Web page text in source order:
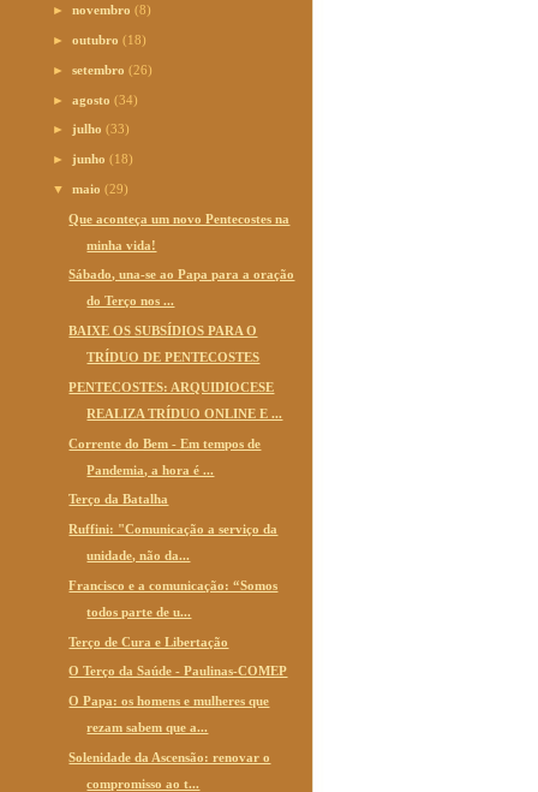
►novembro(8)
►outubro(18)
►setembro(26)
►agosto(34)
► julho(33)
► junho(18)
▼maio(29)
Que aconteça um novo Pentecostes na
minha vida!
Sábado, una-se ao Papa para a oração
do Terço nos ...
BAIXE OS SUBSÍDIOS PARA O
TRÍDUO DE PENTECOSTES
PENTECOSTES: ARQUIDIOCESE
REALIZA TRÍDUO ONLINE E ...
Corrente do Bem - Em tempos de
Pandemia, a hora é ...
Terço da Batalha
Ruffini: "Comunicação a serviço da
unidade, não da...
Francisco e a comunicação: “Somos
todos parte de u...
Terço de Cura e Libertação
O Terço da Saúde - Paulinas-COMEP
O Papa: os homens e mulheres que
rezam sabem que a...
Solenidade da Ascensão: renovar o
compromisso ao t...